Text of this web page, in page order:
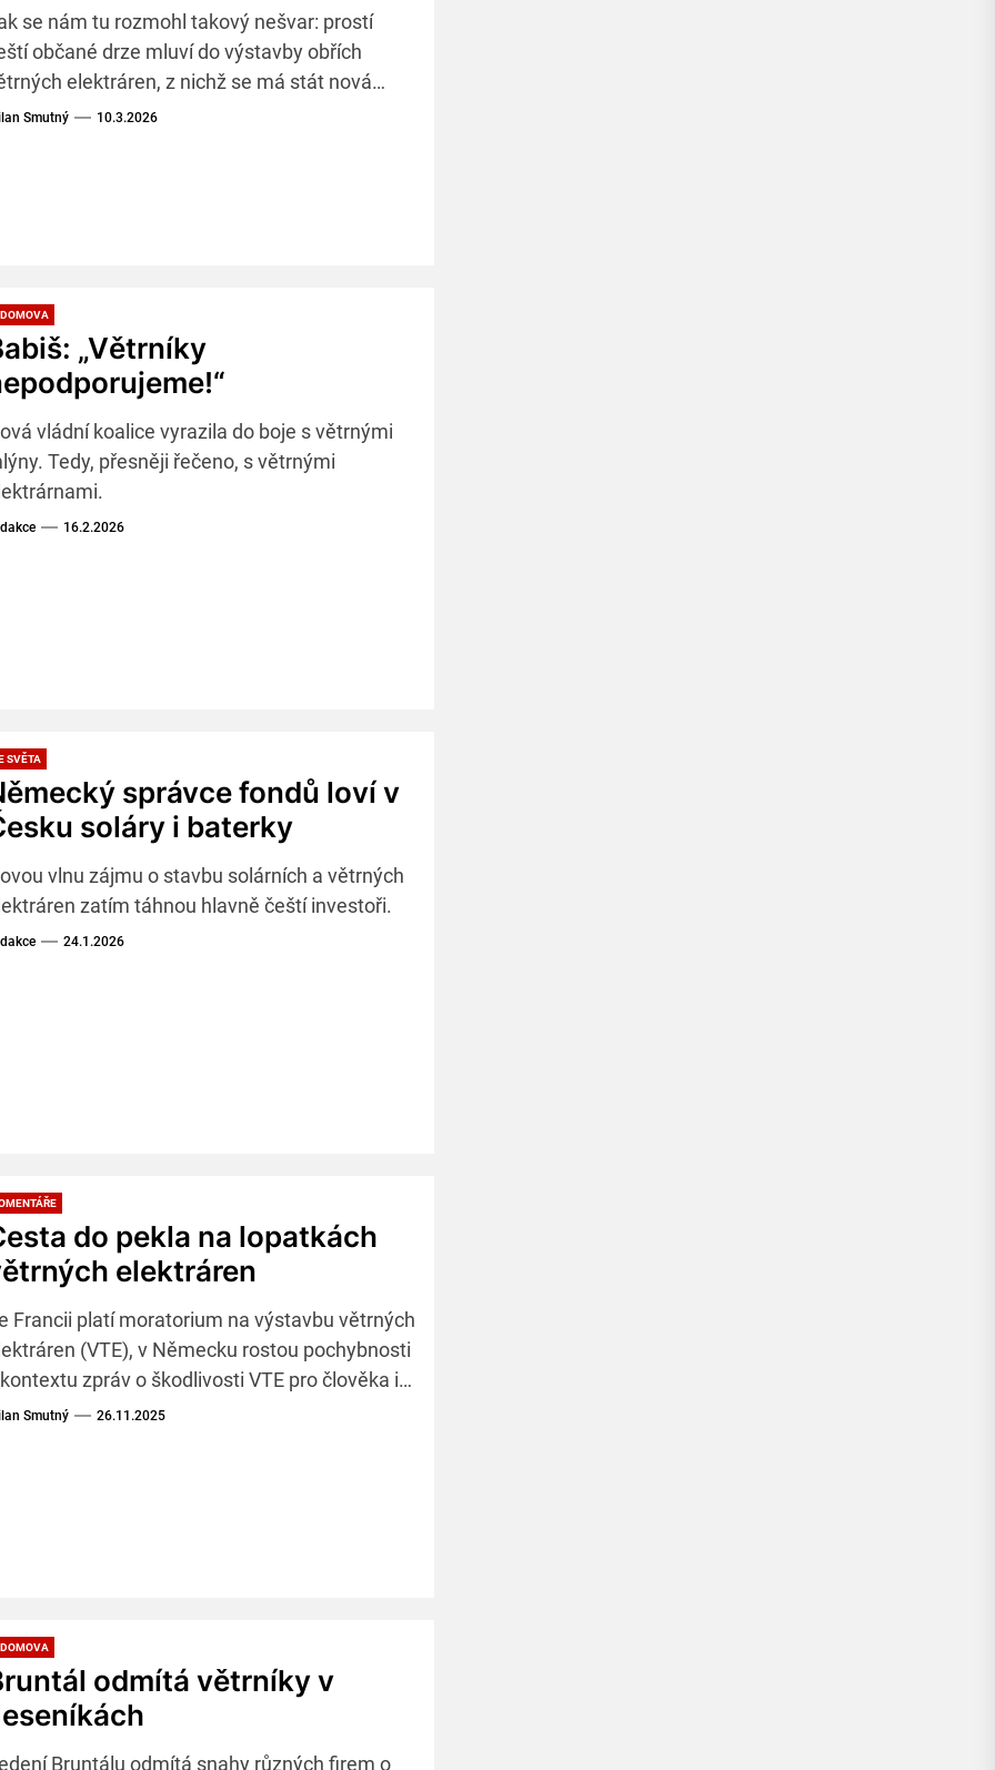
se nám tu rozmohl takový nešvar: prostí
občané drze mluví do výstavby obřích
elektráren, z nichž se má stát nová
Bonanza.
Smutný 10.3.2026
„Větrníky
vládní koalice vyrazila do boje s větrnými
Tedy, přesněji řečeno, s větrnými
16.2.2026
SVĚTA
správce fondů loví v
soláry i baterky
vlnu zájmu o stavbu solárních a větrných
zatím táhnou hlavně čeští investoři.
24.1.2026
do pekla na lopatkách
elektráren
Francii platí moratorium na výstavbu větrných
(VTE), v Německu rostou pochybnosti
zpráv o škodlivosti VTE pro člověka i
prostředí, ale v Česku končící vláda
Smutný 26.11.2025
odmítá větrníky v
Bruntálu odmítá snahy různých firem o